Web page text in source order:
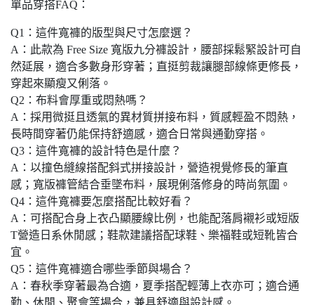
單品穿搭FAQ：
Q1：這件寬褲的版型與尺寸怎麼選？
A：此款為 Free Size 寬版九分褲設計，腰部採鬆緊設計可自
然延展，適合多數身形穿著；直挺剪裁讓腿部線條更修長，
穿起來顯瘦又俐落。
Q2：布料會厚重或悶熱嗎？
A：採用微挺且透氣的異材質拼接布料，質感輕盈不悶熱，
長時間穿著仍能保持舒適感，適合日常與通勤穿搭。
Q3：這件寬褲的設計特色是什麼？
A：以撞色縫線搭配斜式拼接設計，營造視覺修長的筆直
感；寬版褲管結合垂墜布料，展現俐落修身的時尚氛圍。
Q4：這件寬褲要怎麼搭配比較好看？
A：可搭配合身上衣凸顯腰線比例，也能配落肩襯衫或短版
T營造日系休閒感；鞋款建議搭配球鞋、樂福鞋或短靴皆合
宜。
Q5：這件寬褲適合哪些季節與場合？
A：春秋季穿著最為合適，夏季搭配輕薄上衣亦可；適合通